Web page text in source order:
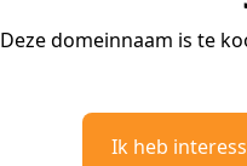
Deze domeinnaam is te
Ik heb